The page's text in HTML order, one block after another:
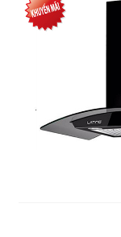
Thanh toán